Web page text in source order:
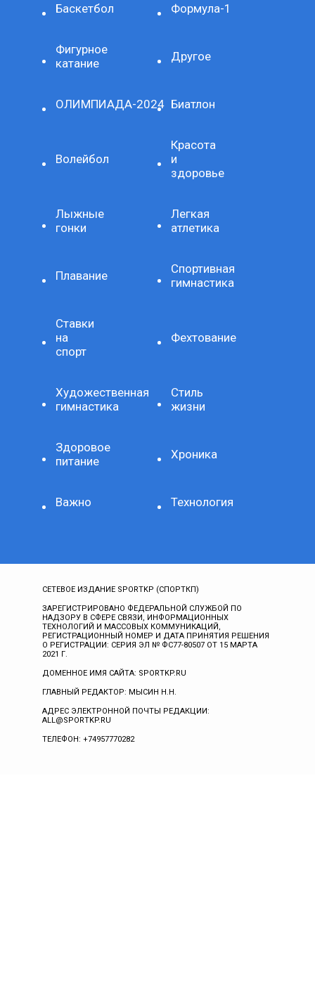
Баскетбол Формула-1
Фигурное
катание
Другое
ОЛИМПИАДА-2024 Биатлон
Волейбол
Красота
и
здоровье
Лыжные
гонки
Легкая
атлетика
Плавание
Спортивная
гимнастика
Ставки
на
спорт
Фехтование
Художественная
гимнастика
Стиль
жизни
Здоровое
питание
Хроника
Важно Технология
СЕТЕВОЕ ИЗДАНИЕ SPORTKP (СПОРТКП)
ЗАРЕГИСТРИРОВАНО ФЕДЕРАЛЬНОЙ СЛУЖБОЙ ПО
НАДЗОРУ В СФЕРЕ СВЯЗИ, ИНФОРМАЦИОННЫХ
ТЕХНОЛОГИЙ И МАССОВЫХ КОММУНИКАЦИЙ,
РЕГИСТРАЦИОННЫЙ НОМЕР И ДАТА ПРИНЯТИЯ РЕШЕНИЯ
О РЕГИСТРАЦИИ: СЕРИЯ ЭЛ № ФС77-80507 ОТ 15 МАРТА
2021 Г.
ДОМЕННОЕ ИМЯ САЙТА: SPORTKP.RU
ГЛАВНЫЙ РЕДАКТОР: МЫСИН Н.Н.
АДРЕС ЭЛЕКТРОННОЙ ПОЧТЫ РЕДАКЦИИ:
ALL@SPORTKP.RU
ТЕЛЕФОН: +74957770282